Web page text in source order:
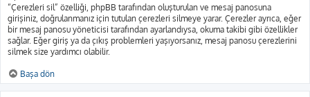
“Çerezleri sil” özelliği, phpBB tarafından oluşturulan ve mesaj panosuna
girişiniz, doğrulanmanız için tutulan çerezleri silmeye yarar. Çerezler ayrıca, eğer
bir mesaj panosu yöneticisi tarafından ayarlandıysa, okuma takibi gibi özellikler
sağlar. Eğer giriş ya da çıkış problemleri yaşıyorsanız, mesaj panosu çerezlerini
silmek size yardımcı olabilir.
Başa dön